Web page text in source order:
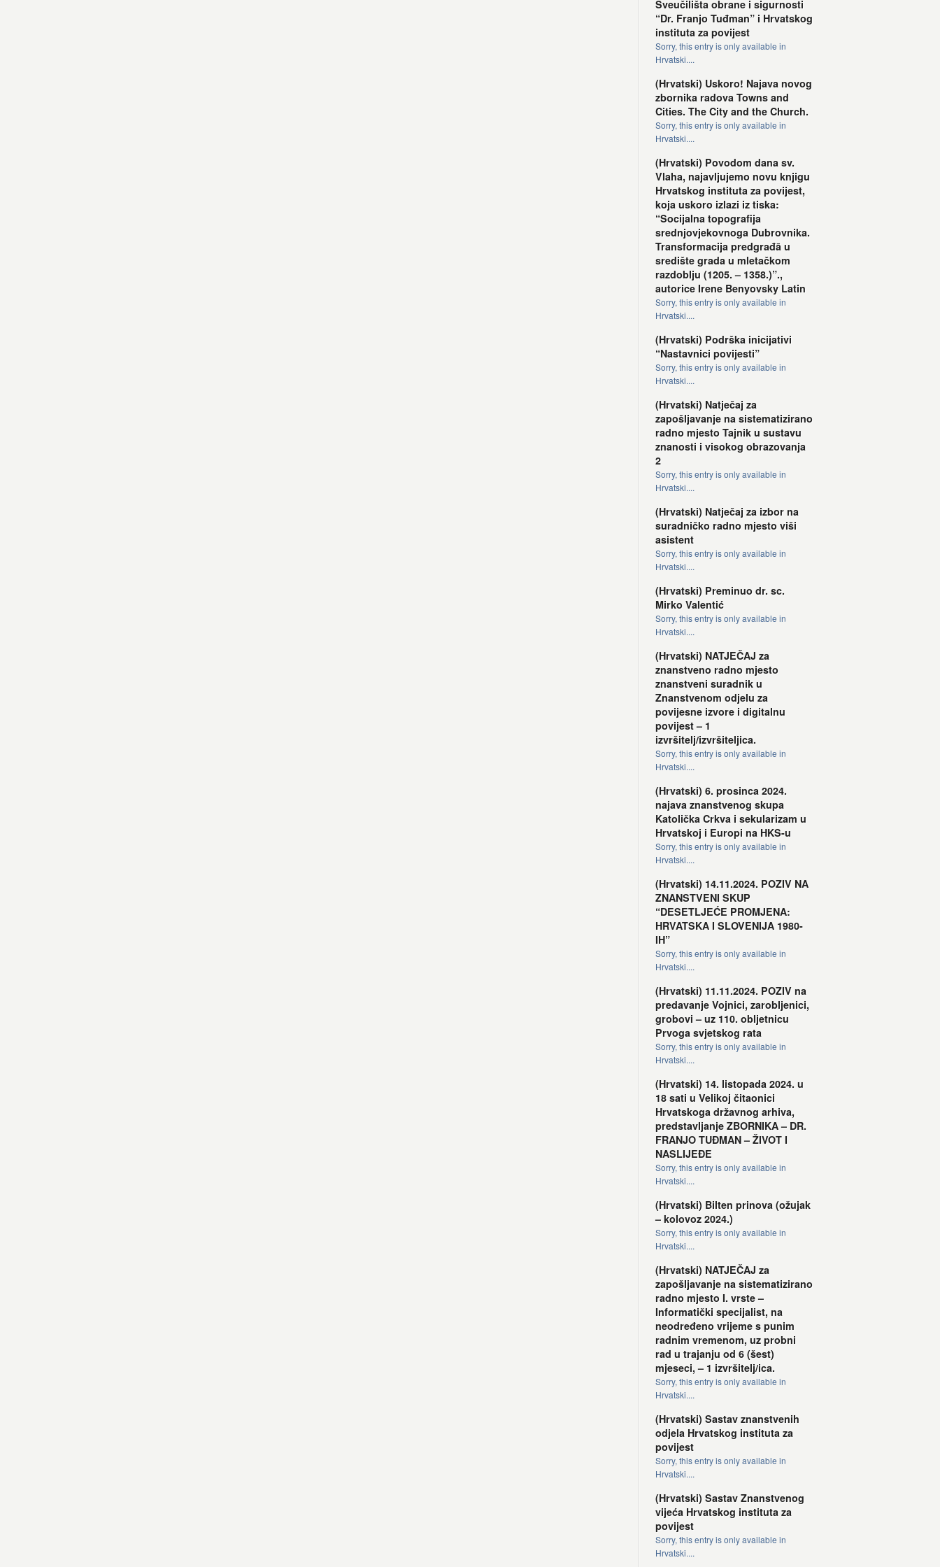
Sveučilišta obrane i sigurnosti
“Dr. Franjo Tuđman” i Hrvatskog
instituta za povijest
Sorry, this entry is only available in
Hrvatski....
(Hrvatski) Uskoro! Najava novog
zbornika radova Towns and
Cities. The City and the Church.
Sorry, this entry is only available in
Hrvatski....
(Hrvatski) Povodom dana sv.
Vlaha, najavljujemo novu knjigu
Hrvatskog instituta za povijest,
koja uskoro izlazi iz tiska:
“Socijalna topografija
srednjovjekovnoga Dubrovnika.
Transformacija predgrađā u
središte grada u mletačkom
razdoblju (1205. – 1358.)”.,
autorice Irene Benyovsky Latin
Sorry, this entry is only available in
Hrvatski....
(Hrvatski) Podrška inicijativi
“Nastavnici povijesti”
Sorry, this entry is only available in
Hrvatski....
(Hrvatski) Natječaj za
zapošljavanje na sistematizirano
radno mjesto Tajnik u sustavu
znanosti i visokog obrazovanja
2
Sorry, this entry is only available in
Hrvatski....
(Hrvatski) Natječaj za izbor na
suradničko radno mjesto viši
asistent
Sorry, this entry is only available in
Hrvatski....
(Hrvatski) Preminuo dr. sc.
Mirko Valentić
Sorry, this entry is only available in
Hrvatski....
(Hrvatski) NATJEČAJ za
znanstveno radno mjesto
znanstveni suradnik u
Znanstvenom odjelu za
povijesne izvore i digitalnu
povijest – 1
izvršitelj/izvršiteljica.
Sorry, this entry is only available in
Hrvatski....
(Hrvatski) 6. prosinca 2024.
najava znanstvenog skupa
Katolička Crkva i sekularizam u
Hrvatskoj i Europi na HKS-u
Sorry, this entry is only available in
Hrvatski....
(Hrvatski) 14.11.2024. POZIV NA
ZNANSTVENI SKUP
“DESETLJEĆE PROMJENA:
HRVATSKA I SLOVENIJA 1980-
IH”
Sorry, this entry is only available in
Hrvatski....
(Hrvatski) 11.11.2024. POZIV na
predavanje Vojnici, zarobljenici,
grobovi – uz 110. obljetnicu
Prvoga svjetskog rata
Sorry, this entry is only available in
Hrvatski....
(Hrvatski) 14. listopada 2024. u
18 sati u Velikoj čitaonici
Hrvatskoga državnog arhiva,
predstavljanje ZBORNIKA – DR.
FRANJO TUĐMAN – ŽIVOT I
NASLIJEĐE
Sorry, this entry is only available in
Hrvatski....
(Hrvatski) Bilten prinova (ožujak
– kolovoz 2024.)
Sorry, this entry is only available in
Hrvatski....
(Hrvatski) NATJEČAJ za
zapošljavanje na sistematizirano
radno mjesto I. vrste –
Informatički specijalist, na
neodređeno vrijeme s punim
radnim vremenom, uz probni
rad u trajanju od 6 (šest)
mjeseci, – 1 izvršitelj/ica.
Sorry, this entry is only available in
Hrvatski....
(Hrvatski) Sastav znanstvenih
odjela Hrvatskog instituta za
povijest
Sorry, this entry is only available in
Hrvatski....
(Hrvatski) Sastav Znanstvenog
vijeća Hrvatskog instituta za
povijest
Sorry, this entry is only available in
Hrvatski....